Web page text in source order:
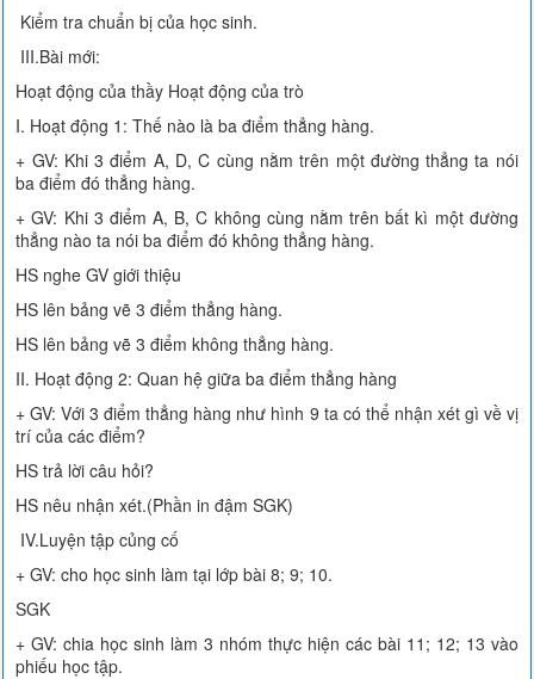
Kiểm tra chuẩn bị của học sinh.
III.Bài mới:
Hoạt động của thầy Hoạt động của trò
I. Hoạt động 1: Thế nào là ba điểm thẳng hàng.
+ GV: Khi 3 điểm A, D, C cùng nằm trên một đường thẳng ta nói
ba điểm đó thẳng hàng.
+ GV: Khi 3 điểm A, B, C không cùng nằm trên bất kì một đường
thẳng nào ta nói ba điểm đó không thẳng hàng.
HS nghe GV giới thiệu
HS lên bảng vẽ 3 điểm thẳng hàng.
HS lên bảng vẽ 3 điểm không thẳng hàng.
II. Hoạt động 2: Quan hệ giữa ba điểm thẳng hàng
+ GV: Với 3 điểm thẳng hàng như hình 9 ta có thể nhận xét gì về vị
trí của các điểm?
HS trả lời câu hỏi?
HS nêu nhận xét.(Phần in đậm SGK)
IV.Luyện tập củng cố
+ GV: cho học sinh làm tại lớp bài 8; 9; 10.
SGK
+ GV: chia học sinh làm 3 nhóm thực hiện các bài 11; 12; 13 vào
phiếu học tập.